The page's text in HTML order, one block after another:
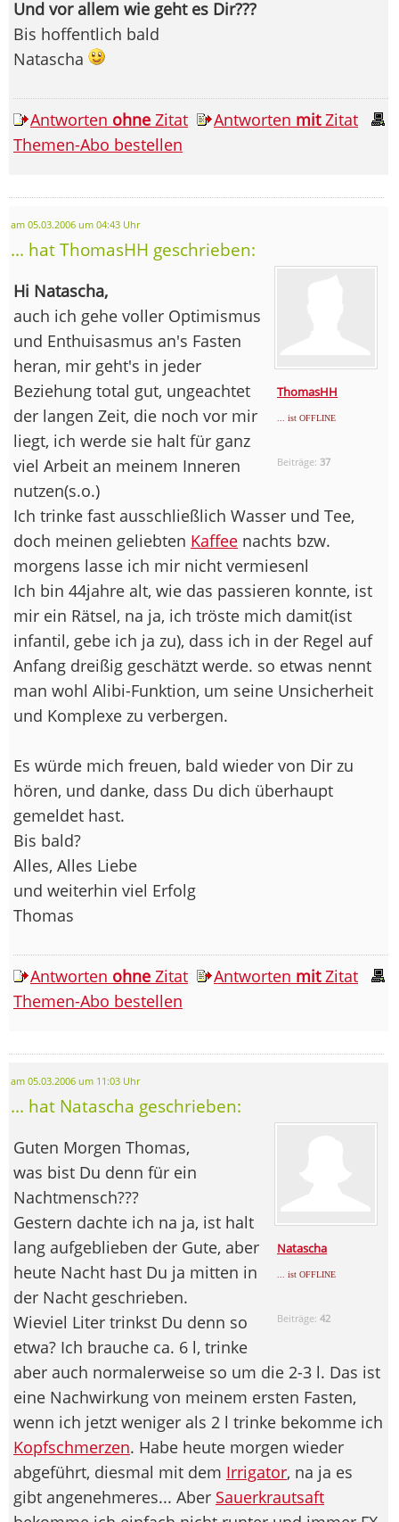
Und vor allem wie geht es Dir???
Bis hoffentlich bald
Natascha
Antworten ohne Zitat Antworten mitZitat
Themen-Abo bestellen
am 05.03.2006 um 04:43 Uhr
... hat ThomasHH geschrieben:
ThomasHH
... ist OFFLINE
Beiträge:37
Hi Natascha,
auch ich gehe voller Optimismus
und Enthuisasmus an's Fasten
heran, mir geht's in jeder
Beziehung total gut, ungeachtet
der langen Zeit, die noch vor mir
liegt, ich werde sie halt für ganz
viel Arbeit an meinem Inneren
nutzen(s.o.)
Ich trinke fast ausschließlich Wasser und Tee,
doch meinen geliebten Kaffee nachts bzw.
morgens lasse ich mir nicht vermiesenl
Ich bin 44jahre alt, wie das passieren konnte, ist
mir ein Rätsel, na ja, ich tröste mich damit(ist
infantil, gebe ich ja zu), dass ich in der Regel auf
Anfang dreißig geschätzt werde. so etwas nennt
man wohl Alibi-Funktion, um seine Unsicherheit
und Komplexe zu verbergen.
Es würde mich freuen, bald wieder von Dir zu
hören, und danke, dass Du dich überhaupt
gemeldet hast.
Bis bald?
Alles, Alles Liebe
und weiterhin viel Erfolg
Thomas
Antworten ohne Zitat Antworten mitZitat
Themen-Abo bestellen
am 05.03.2006 um 11:03 Uhr
... hat Natascha geschrieben:
Natascha
... ist OFFLINE
Beiträge:42
Guten Morgen Thomas,
was bist Du denn für ein
Nachtmensch???
Gestern dachte ich na ja, ist halt
lang aufgeblieben der Gute, aber
heute Nacht hast Du ja mitten in
der Nacht geschrieben.
Wieviel Liter trinkst Du denn so
etwa? Ich brauche ca. 6 l, trinke
aber auch normalerweise so um die 2-3 l. Das ist
eine Nachwirkung von meinem ersten Fasten,
wenn ich jetzt weniger als 2 l trinke bekomme ich
Kopfschmerzen. Habe heute morgen wieder
abgeführt, diesmal mit dem Irrigator, na ja es
gibt angenehmeres... Aber Sauerkrautsaft